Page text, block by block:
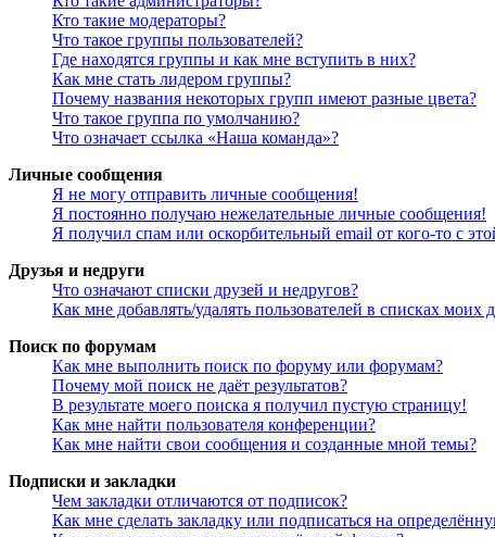
Кто такие модераторы?
Что такое группы пользователей?
Где находятся группы и как мне вступить в них?
Как мне стать лидером группы?
Почему названия некоторых групп имеют разные цвета?
Что такое группа по умолчанию?
Что означает ссылка «Наша команда»?
Личные сообщения
Я не могу отправить личные сообщения!
Я постоянно получаю нежелательные личные сообщения!
Я получил спам или оскорбительный email от кого-то с
Друзья и недруги
Что означают списки друзей и недругов?
Как мне добавлять/удалять пользователей в списках моих
Поиск по форумам
Как мне выполнить поиск по форуму или форумам?
Почему мой поиск не даёт результатов?
В результате моего поиска я получил пустую страницу!
Как мне найти пользователя конференции?
Как мне найти свои сообщения и созданные мной темы?
Подписки и закладки
Чем закладки отличаются от подписок?
Как мне сделать закладку или подписаться на